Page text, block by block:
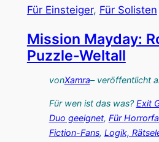
h
E
r
m
i
t
t
e
–
D
a
S
a
Für Einsteiger, Für Solisten
Mission Mayday:
Puzzle-Weltall
vonXamra– veröffentlicht
Für wen ist das was?Exit
Duo geeignet, Für
Fiction-Fans, Logik,